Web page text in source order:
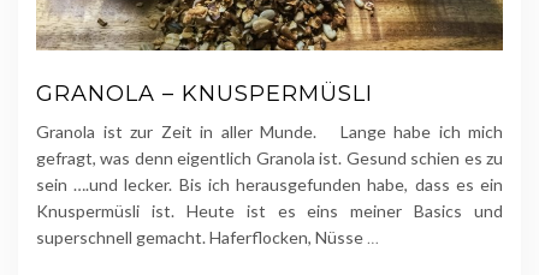
GRANOLA – KNUSPERMÜSLI
Granola ist zur Zeit in aller Munde. Lange habe ich mich
gefragt, was denn eigentlich Granola ist. Gesund schien es zu
sein ….und lecker. Bis ich herausgefunden habe, dass es ein
Knuspermüsli ist. Heute ist es eins meiner Basics und
superschnell gemacht. Haferflocken, Nüsse …